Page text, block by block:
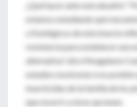
¿Qué hacer ante este desafío?
estamos estudiando qué
y fisiológicos de este insecto
resistencia para establecer una
alternativa", dice Mougabure
estudios mostrarán si es posible
insecticidas de la familia de los
que recurrir a otras opciones.